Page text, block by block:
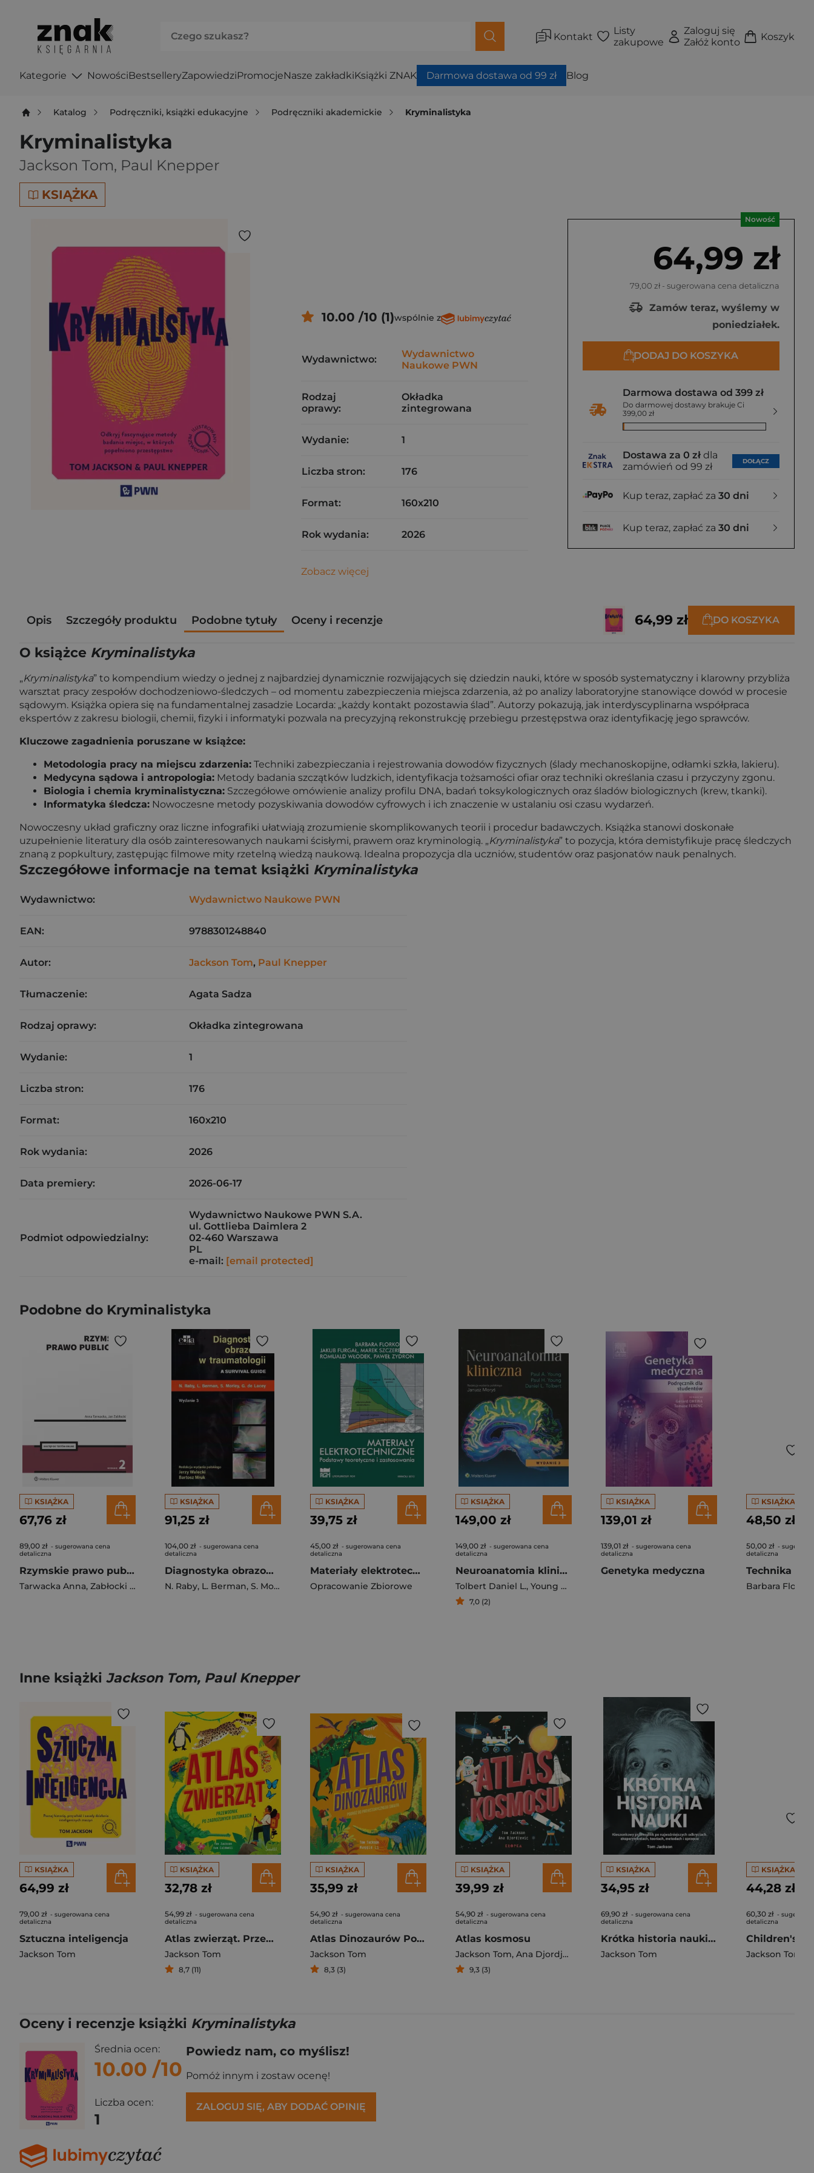
Kontakt
Listy
zakupowe
Zaloguj się
Załóż konto
Koszyk
Kategorie NowościBestselleryZapowiedziPromocjeNasze zakładkiKsiążki ZNAK Darmowa dostawa od 99 zł Blog
Katalog Podręczniki, książki edukacyjne Podręczniki akademickie Kryminalistyka
Kryminalistyka
Jackson Tom, Paul Knepper
KSIĄŻKA
Nowość
64,99 zł
79,00 zł - sugerowana cena detaliczna
Zamów teraz, wyślemy w
poniedziałek.
DODAJ DO KOSZYKA
Darmowa dostawa od 399 zł
Do darmowej dostawy brakuje Ci
399,00 zł
Dostawa za 0 zł dla
zamówień od 99 zł
DOŁĄCZ
Kup teraz, zapłać za 30 dni
Kup teraz, zapłać za 30 dni
10.00 /10 (1)wspólnie z
Wydawnictwo:
Wydawnictwo
Naukowe PWN
Rodzaj
oprawy:
Okładka
zintegrowana
Wydanie: 1
Liczba stron: 176
Format: 160x210
Rok wydania: 2026
Zobacz więcej
Opis Szczegóły produktu Podobne tytuły Oceny i recenzje 64,99 zł DO KOSZYKA
O książce Kryminalistyka
„Kryminalistyka” to kompendium wiedzy o jednej z najbardziej dynamicznie rozwijających się dziedzin nauki, które w sposób systematyczny i klarowny przybliża
warsztat pracy zespołów dochodzeniowo-śledczych – od momentu zabezpieczenia miejsca zdarzenia, aż po analizy laboratoryjne stanowiące dowód w procesie
sądowym. Książka opiera się na fundamentalnej zasadzie Locarda: „każdy kontakt pozostawia ślad”. Autorzy pokazują, jak interdyscyplinarna współpraca
ekspertów z zakresu biologii, chemii, fizyki i informatyki pozwala na precyzyjną rekonstrukcję przebiegu przestępstwa oraz identyfikację jego sprawców.
Kluczowe zagadnienia poruszane w książce:
Metodologia pracy na miejscu zdarzenia: Techniki zabezpieczania i rejestrowania dowodów fizycznych (ślady mechanoskopijne, odłamki szkła, lakieru).
Medycyna sądowa i antropologia: Metody badania szczątków ludzkich, identyfikacja tożsamości ofiar oraz techniki określania czasu i przyczyny zgonu.
Biologia i chemia kryminalistyczna: Szczegółowe omówienie analizy profilu DNA, badań toksykologicznych oraz śladów biologicznych (krew, tkanki).
Informatyka śledcza: Nowoczesne metody pozyskiwania dowodów cyfrowych i ich znaczenie w ustalaniu osi czasu wydarzeń.
Nowoczesny układ graficzny oraz liczne infografiki ułatwiają zrozumienie skomplikowanych teorii i procedur badawczych. Książka stanowi doskonałe
uzupełnienie literatury dla osób zainteresowanych naukami ścisłymi, prawem oraz kryminologią. „Kryminalistyka” to pozycja, która demistyfikuje pracę śledczych
znaną z popkultury, zastępując filmowe mity rzetelną wiedzą naukową. Idealna propozycja dla uczniów, studentów oraz pasjonatów nauk penalnych.
Szczegółowe informacje na temat książki Kryminalistyka
Wydawnictwo: Wydawnictwo Naukowe PWN
EAN: 9788301248840
Autor: Jackson Tom, Paul Knepper
Tłumaczenie: Agata Sadza
Rodzaj oprawy: Okładka zintegrowana
Wydanie: 1
Liczba stron: 176
Format: 160x210
Rok wydania: 2026
Data premiery: 2026-06-17
Podmiot odpowiedzialny:
Wydawnictwo Naukowe PWN S.A.
ul. Gottlieba Daimlera 2
02-460 Warszawa
PL
e-mail: [email protected]
Podobne do Kryminalistyka
KSIĄŻKA
67,76 zł
89,00 zł - sugerowana cena
detaliczna
Rzymskie prawo publiczne
Tarwacka Anna, Zabłocki Jan
KSIĄŻKA
91,25 zł
104,00 zł - sugerowana cena
detaliczna
Diagnostyka obrazowa w traumatologii
N. Raby, L. Berman, S. Morley G. de Lacey
KSIĄŻKA
39,75 zł
45,00 zł - sugerowana cena
detaliczna
Materiały elektrotechniczne
Opracowanie Zbiorowe
KSIĄŻKA
149,00 zł
149,00 zł - sugerowana cena
detaliczna
Neuroanatomia kliniczna
Tolbert Daniel L., Young Paul H.
7,0 (2)
KSIĄŻKA
139,01 zł
139,01 zł - sugerowana cena
detaliczna
Genetyka medyczna
KSIĄŻKA
48,50 zł
50,00 zł -
detaliczna
Barbara
Inne książki Jackson Tom, Paul Knepper
KSIĄŻKA
64,99 zł
79,00 zł - sugerowana cena
detaliczna
Sztuczna inteligencja
Jackson Tom
KSIĄŻKA
32,78 zł
54,99 zł - sugerowana cena
detaliczna
Atlas zwierząt. Przewodnik po zagrożonych gatunkach
Jackson Tom
8,7 (11)
KSIĄŻKA
35,99 zł
54,90 zł - sugerowana cena
detaliczna
Atlas Dinozaurów Podróż do prehistorycznego świata
Jackson Tom
8,3 (3)
KSIĄŻKA
39,99 zł
54,90 zł - sugerowana cena
detaliczna
Atlas kosmosu
Jackson Tom, Ana Djordjevic
9,3 (3)
KSIĄŻKA
34,95 zł
69,90 zł - sugerowana cena
detaliczna
Krótka historia nauki Kieszonkowy przewodnik po najważniejszych odkryciach, eksperymentach, teoriach, metodach i sprzęcie
Jackson Tom
KSIĄŻKA
44,28 zł
60,30 zł -
detaliczna
Jackson Tom
Oceny i recenzje książki Kryminalistyka
Średnia ocen:
10.00 /10
Liczba ocen:
1
Powiedz nam, co myślisz!
Pomóż innym i zostaw ocenę!
ZALOGUJ SIĘ, ABY DODAĆ OPINIĘ